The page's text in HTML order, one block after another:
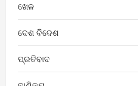
ଖେଳ
ଦେଶ ବିଦେଶ
ପ୍ରତିବାଦ